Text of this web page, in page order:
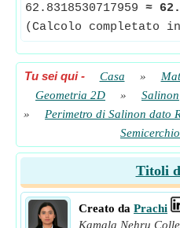
62.8318530717959 ≈
(Calcolo completato
Tu sei qui- Casa »
Geometria 2D
» Salinon
»
Perimetro di Salinon dato
Titoli
Creato da Prachi
Kamala Nehru